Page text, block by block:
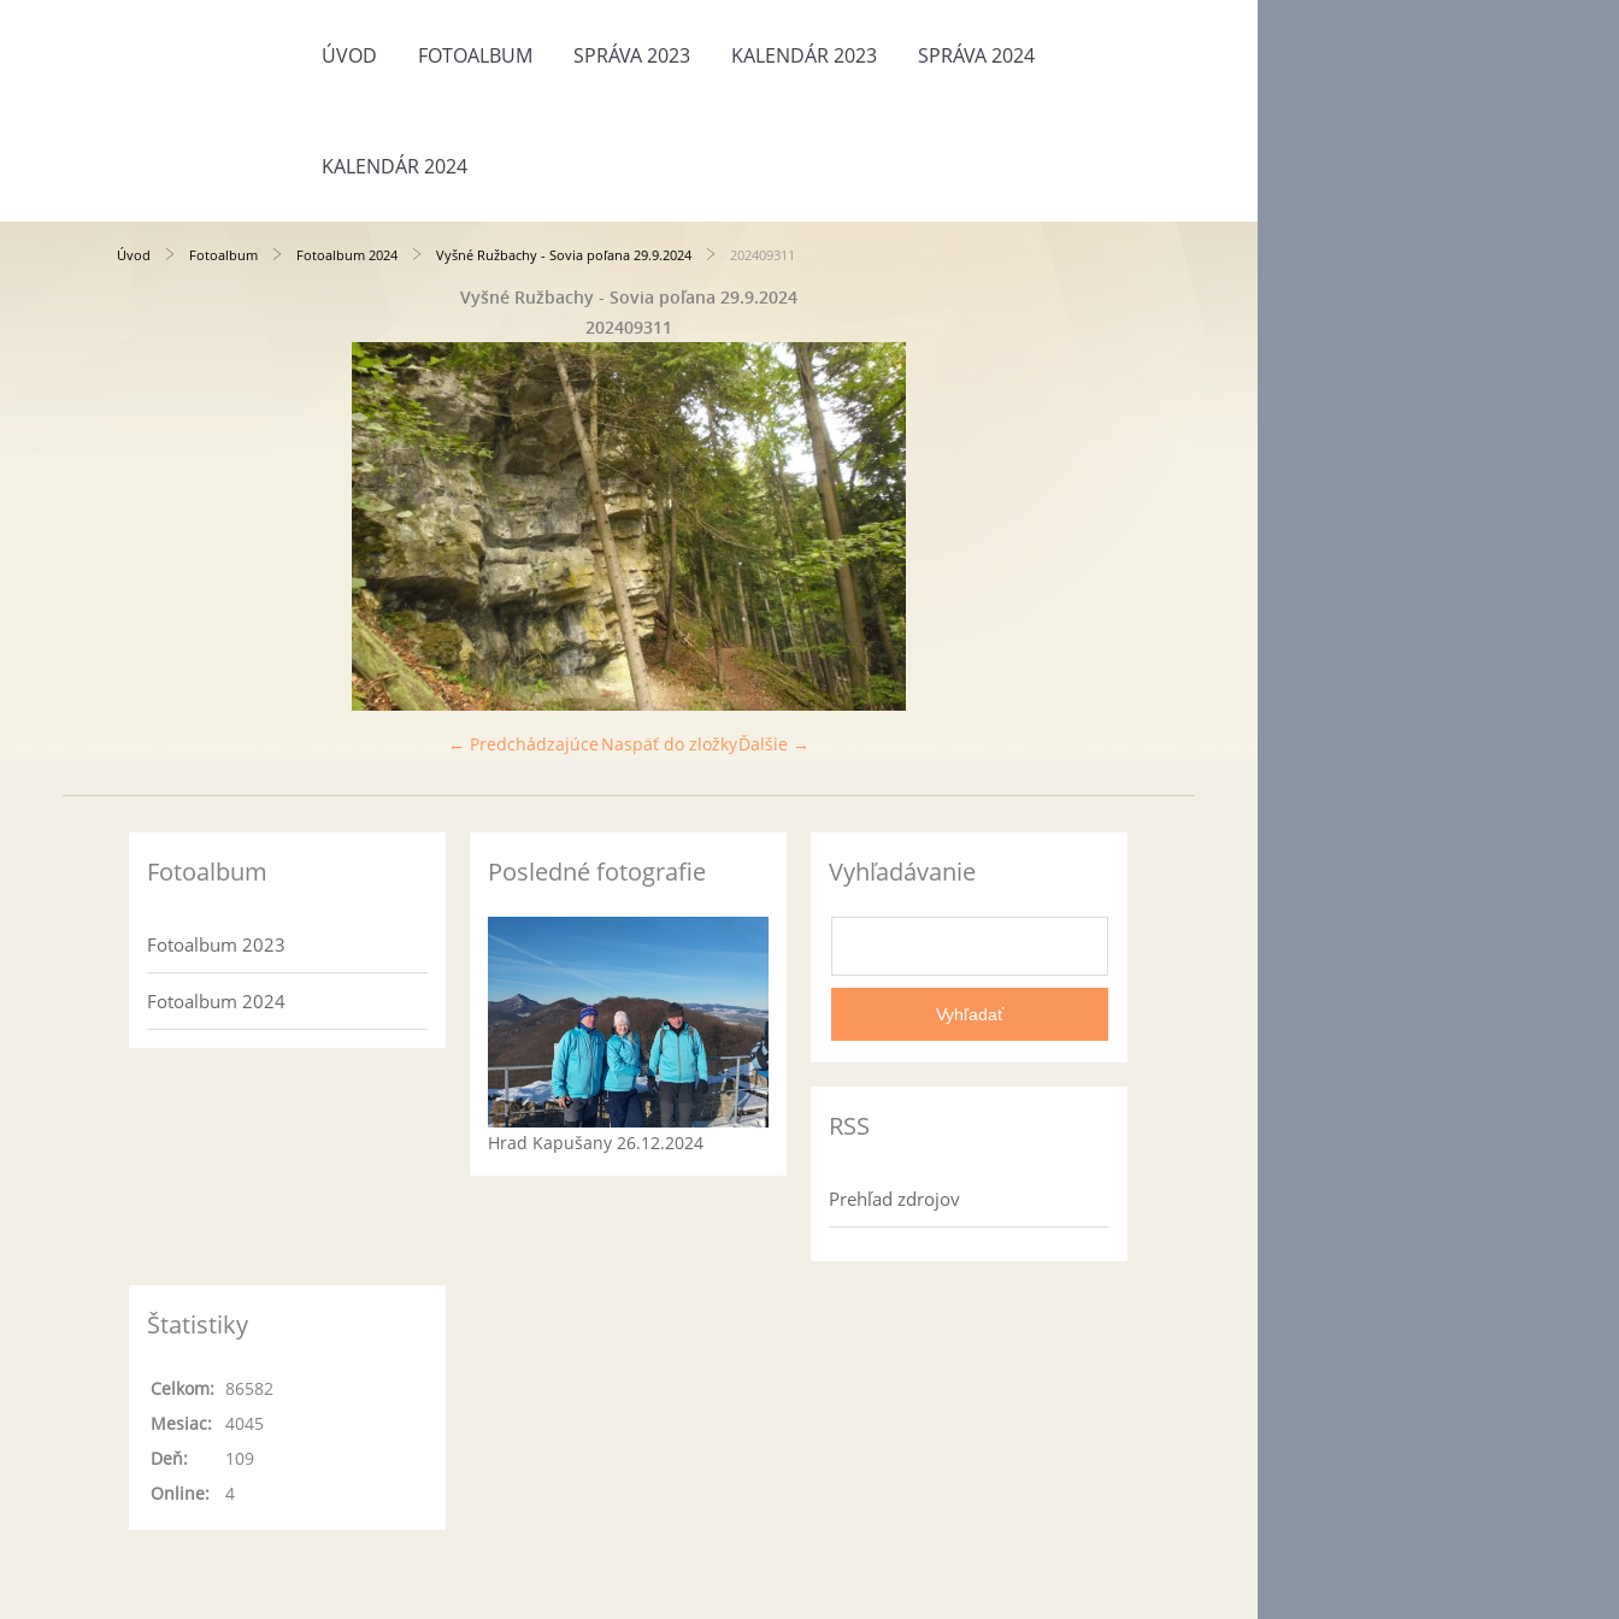
ÚVOD FOTOALBUM SPRÁVA 2023 KALENDÁR 2023 SPRÁVA 2024
KALENDÁR 2024
Úvod Fotoalbum Fotoalbum 2024 Vyšné Ružbachy - Sovia poľana 29.9.2024 202409311
Vyšné Ružbachy - Sovia poľana 29.9.2024
202409311
← Predchádzajúce Ďalšie →
Naspäť do zložky
Fotoalbum
Fotoalbum 2023
Fotoalbum 2024
Posledné fotografie
Hrad Kapušany 26.12.2024
Vyhľadávanie
RSS
Prehľad zdrojov
Štatistiky
Online: 4
Celkom: 86582
Mesiac: 4045
Deň:
109